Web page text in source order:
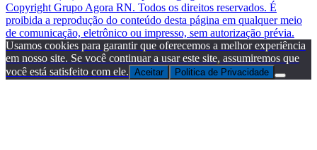
Copyright Grupo Agora RN. Todos os direitos reservados. É
proibida a reprodução do conteúdo desta página em qualquer meio
de comunicação, eletrônico ou impresso, sem autorização prévia.
Usamos cookies para garantir que oferecemos a melhor experiência
em nosso site. Se você continuar a usar este site, assumiremos que
você está satisfeito com ele. Aceitar Politica de Privacidade